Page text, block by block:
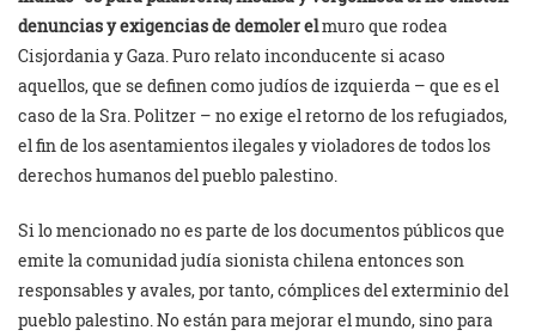
denuncias y exigencias de demoler elmuro que rodea
Cisjordania y Gaza. Puro relato inconducente si acaso
aquellos, que se definen como judíos de izquierda – que es el
caso de la Sra. Politzer – no exige el retorno de los refugiados,
el fin de los asentamientos ilegales y violadores de todos los
derechos humanos del pueblo palestino.
Si lo mencionado no es parte de los documentos públicos que
emite la comunidad judía sionista chilena entonces son
responsables y avales, por tanto, cómplices del exterminio del
pueblo palestino. No están para mejorar el mundo, sino para